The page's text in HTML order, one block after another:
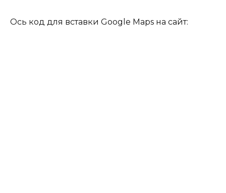
Ось код для вставки Google Maps на сайт: